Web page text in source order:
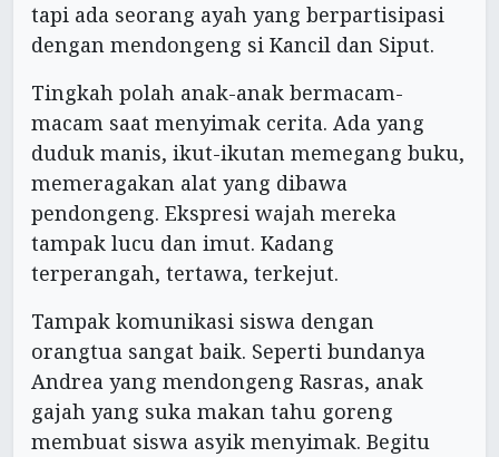
tapi ada seorang ayah yang berpartisipasi
dengan mendongeng si Kancil dan Siput.
Tingkah polah anak-anak bermacam-
macam saat menyimak cerita. Ada yang
duduk manis, ikut-ikutan memegang buku,
memeragakan alat yang dibawa
pendongeng. Ekspresi wajah mereka
tampak lucu dan imut. Kadang
terperangah, tertawa, terkejut.
Tampak komunikasi siswa dengan
orangtua sangat baik. Seperti bundanya
Andrea yang mendongeng Rasras, anak
gajah yang suka makan tahu goreng
membuat siswa asyik menyimak. Begitu